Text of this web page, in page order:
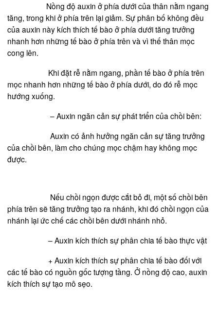
Nồng độ auxin ở phía dưới của thân nằm ngang
tăng, trong khi ở phía trên lại giảm. Sự phân bố không đều
của auxin này kích thích tế bào ở phía dưới tăng trưởng
nhanh hơn những tế bào ở phía trên và vì thế thân mọc
cong lên.
Khi đặt rễ nằm ngang, phần tế bào ở phía trên
mọc nhanh hơn những tế bào ở phía dưới, do đó rễ mọc
hướng xuống.
– Auxin ngăn cản sự phát triển của chồi bên:
Auxin có ảnh hưởng ngăn cản sự tăng trưởng
của chồi bên, làm cho chúng mọc chậm hay không mọc
được.
Nếu chồi ngọn được cắt bỏ đi, một số chồi bên
phía trên sẽ tăng trưởng tạo ra nhánh, khi đó chồi ngọn của
nhánh lại ức chế các chồi bên dưới nhánh nhỏ.
– Auxin kích thích sự phân chia tế bào thực vật
+ Auxin kích thích sự phân chia tế bào đối với
các tế bào có nguồn gốc tượng tầng. Ở nồng độ cao, auxin
kích thích sự tạo mô sẹo.